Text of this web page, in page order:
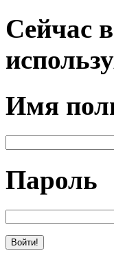
Сейчас
Имя
Пароль